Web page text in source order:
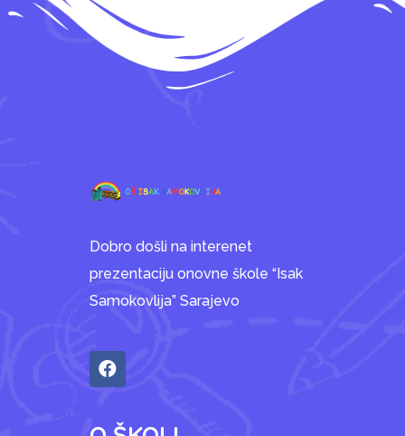
Dobro došli na interenet
prezentaciju onovne škole “Isak
Samokovlija” Sarajevo